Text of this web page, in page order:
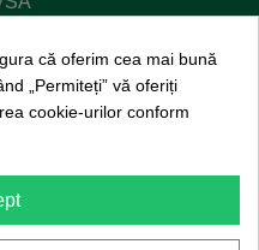
. Toate drepturile
pe site sunt exprimate
pe valoarea adăugată)
că oferim cea mai bună
„Permiteți” vă oferiți
cookie-urilor conform